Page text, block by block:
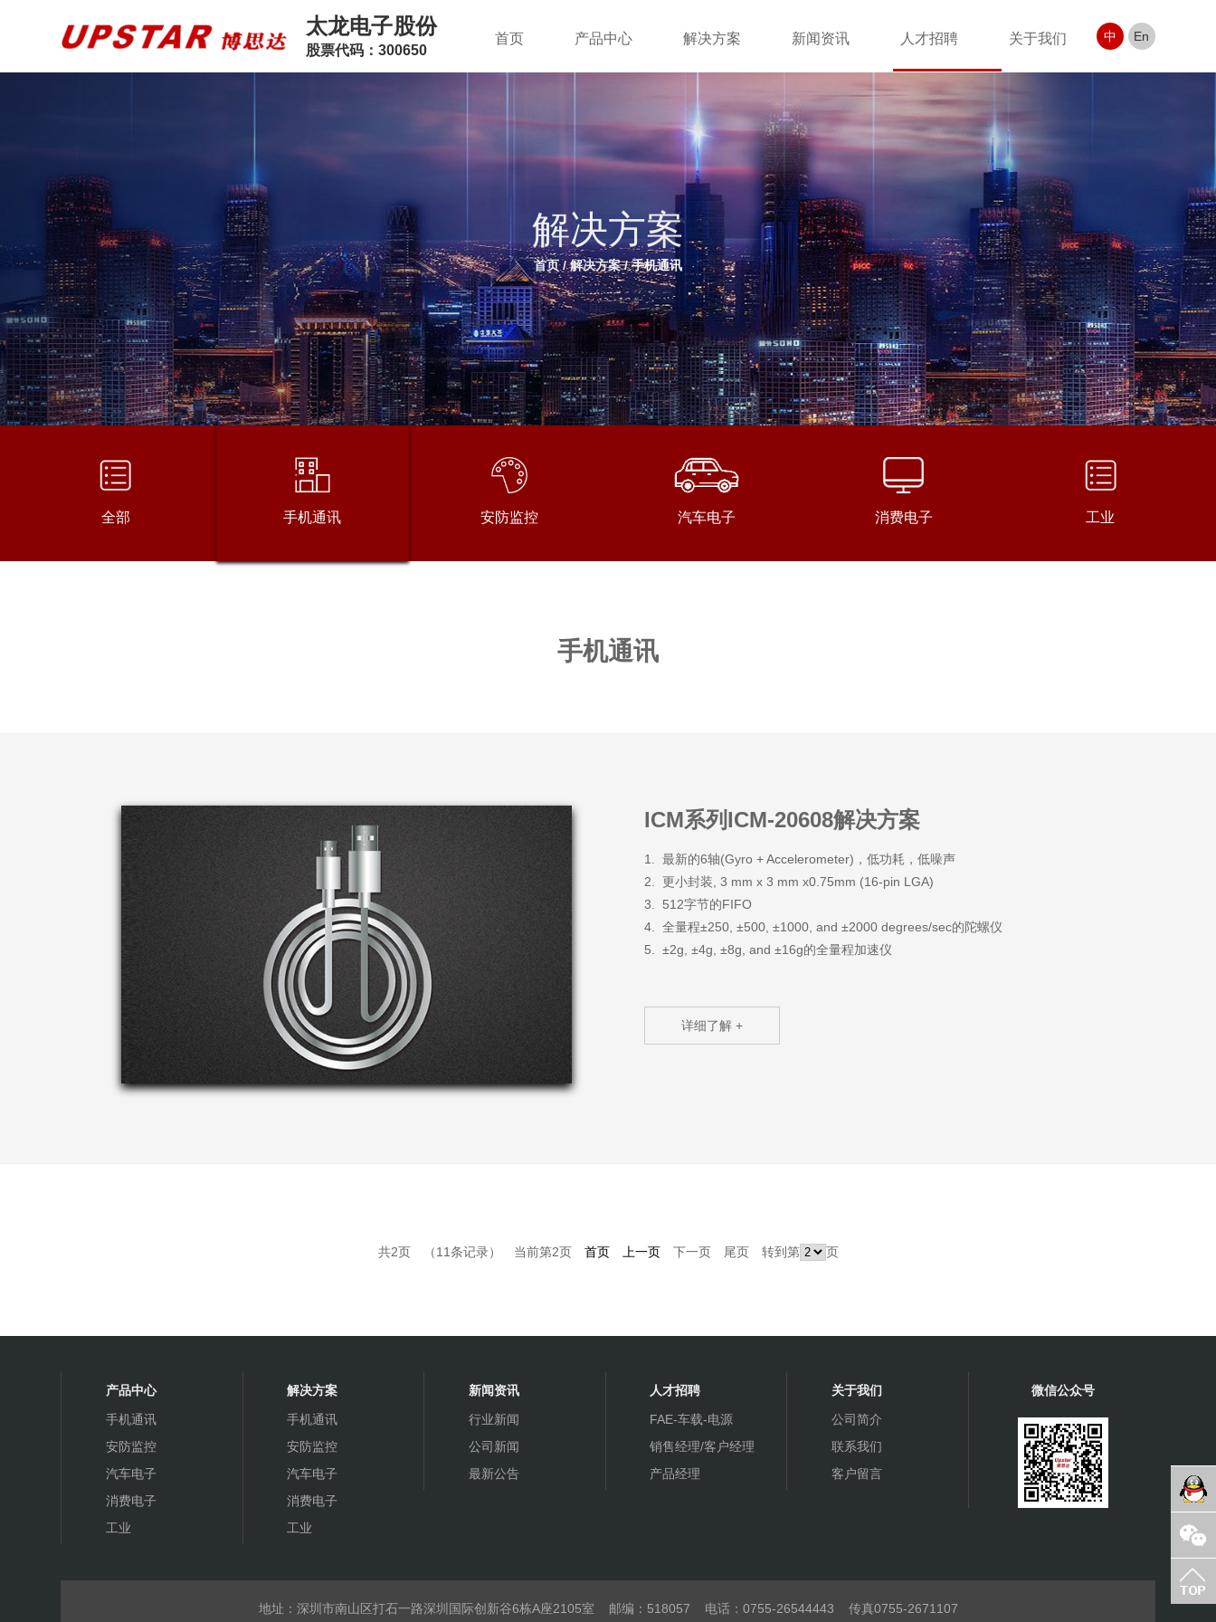
太龙电子股份
股票代码：300650
En
中
首页 产品中心 解决方案 新闻资讯 人才招聘 关于我们
汽车电子
消费电子
工业
代理产品包括：
Mic阵列及智能Mic/DSP，音频编解码芯片，音频AD/DA转换芯片，
可编程数字模拟混合逻辑芯片等；
蓝牙芯片，BLE芯片及模块、Wifi芯片及模块，4G模块，NB-IoT模
块，超低功耗Wifi芯片，Wifi+BLE5.0二合一芯片等；
温湿度传感器、二氧化碳传感器、气压计、加速度传感器、电子指南
针等各类Sensor；
手机通讯
汽车电子
智能语音及物联网产品一站式解决方案
案，连接上游原厂、ODM/OEM制造商、中小型方案公司需求，为客
户提供有竞争力的智能语音及物联网产品、解决方案和技术支持服
务。我们有专业的FAE/AE团队，可帮助客户快速实现产品智能化，
可。
比通过电荷泵结构实现正压对负压的输出，该产品大大减少了芯片内
部MOSFET数量、管脚数量、外围电容器件数量及芯片自身尺寸，非
常适用于尺寸极其紧凑、采用小型AMOLED显示屏的智能手环、智能
手表等穿戴设备。
CPO（2.4V至6.4V输出电压，100mV步进）、CNO（-2.4V至-6.4V
输出电压，100mV步进）及CVO三路输出。其具备优良的输出纹
FAE-车载-电源
做拥有梦想，勇担责任，辛勤奋斗，注重成就的博思达人。
公司简介
联系我们
客户留言
博思达科技（香港）有限公司
公司（上市股票代码300650）旗下全资子公司。
博思达科技是一家专注于无线通信、消费电子、车载电子及安防市场
的授权芯片代理商。自成立以来，公司业绩持续快速增长，自2019
向，包括小米、OPPO、荣耀、传音、vivo、大疆、TCL、创维、海
解决方案
首页/解决方案/手机通讯
全部 手机通讯 安防监控 汽车电子 消费电子 工业
手机通讯
ICM系列ICM-20608解决方案
1. 最新的6轴(Gyro + Accelerometer)，低功耗，低噪声
2. 更小封装, 3 mm x 3 mm x0.75mm (16-pin LGA)
3. 512字节的FIFO
4. 全量程±250, ±500, ±1000, and ±2000 degrees/sec的陀螺仪
5. ±2g, ±4g, ±8g, and ±16g的全量程加速仪
详细了解 +
共2页 （11条记录） 当前第2页 首页 上一页下一页 尾页 转到第 页
产品中心
手机通讯
安防监控
汽车电子
消费电子
工业
解决方案
手机通讯
安防监控
汽车电子
消费电子
工业
新闻资讯
行业新闻
公司新闻
最新公告
人才招聘
FAE-车载-电源
销售经理/客户经理
产品经理
关于我们
公司简介
联系我们
客户留言
微信公众号
地址：深圳市南山区打石一路深圳国际创新谷6栋A座2105室 邮编：518057 电话：0755-26544443
传真0755-2671107